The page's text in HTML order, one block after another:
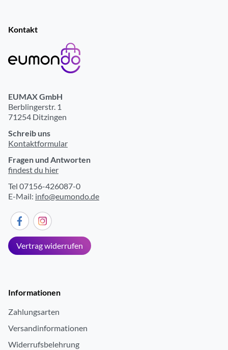
Kontakt
EUMAX GmbH
Berblingerstr. 1
71254 Ditzingen
Schreib uns
Kontaktformular
Fragen und Antworten
findest du hier
Tel 07156-426087-0
E-Mail: info@eumondo.de
Vertrag widerrufen
Informationen
Zahlungsarten
Versandinformationen
Widerrufsbelehrung